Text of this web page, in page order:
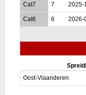
Cat7 7 2025-
Cat6 6 2026-
Oost-Vlaanderen